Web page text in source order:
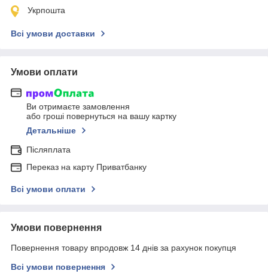
Укрпошта
Всі умови доставки
Умови оплати
Ви отримаєте замовлення
або гроші повернуться на вашу картку
Детальніше
Післяплата
Переказ на карту Приватбанку
Всі умови оплати
Умови повернення
Повернення товару впродовж 14 днів за рахунок покупця
Всі умови повернення